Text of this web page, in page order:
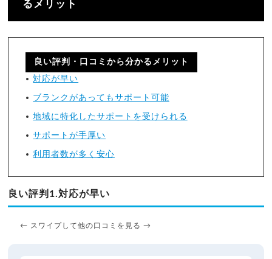
るメリット
良い評判・口コミから分かるメリット
対応が早い
ブランクがあってもサポート可能
地域に特化したサポートを受けられる
サポートが手厚い
利用者数が多く安心
良い評判1.対応が早い
← スワイプして他の口コミを見る →